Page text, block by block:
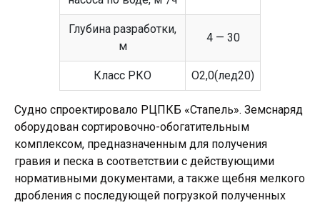
Глубина разработки,
м
4 — 30
Класс РКО О2,0(лед20)
Судно спроектировало РЦПКБ «Стапель». Земснаряд
оборудован сортировочно-обогатительным
комплексом, предназначенным для получения
гравия и песка в соответствии с действующими
нормативными документами, а также щебня мелкого
дробления с последующей погрузкой полученных